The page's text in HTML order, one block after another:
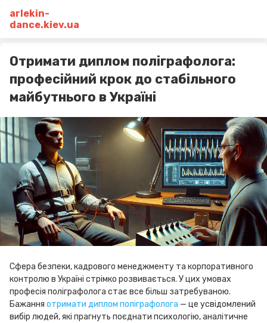
arlekin-
dance.kiev.ua
Отримати диплом поліграфолога:
професійний крок до стабільного
майбутнього в Україні
Сфера безпеки, кадрового менеджменту та корпоративного
контролю в Україні стрімко розвивається. У цих умовах
професія поліграфолога стає все більш затребуваною.
Бажання отримати диплом поліграфолога — це усвідомлений
вибір людей, які прагнуть поєднати психологію, аналітичне